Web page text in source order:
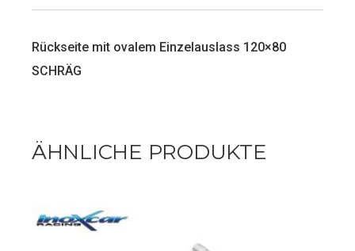
Rückseite mit ovalem Einzelauslass 120×80
SCHRÄG
ÄHNLICHE PRODUKTE